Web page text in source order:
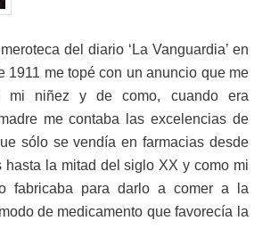
del diario ‘La Vanguardia’ en
1911 me topé con un anuncio que me
mi niñez y de como, cuando era
me contaba las excelencias de
sólo se vendía en farmacias desde
hasta la mitad del siglo XX y como mi
fabricaba para darlo a comer a la
de medicamento que favorecía la